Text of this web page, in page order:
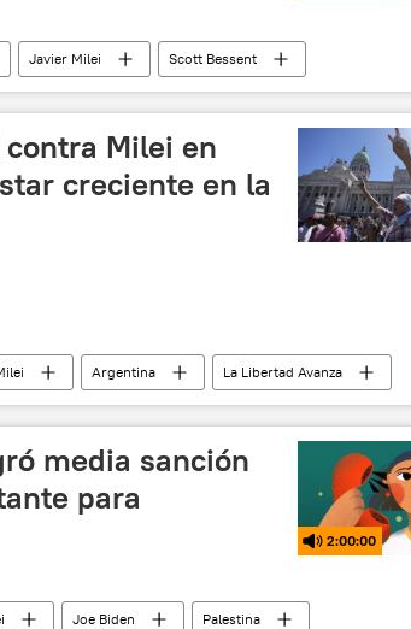
Javier Milei
Scott Bessent
Fondo Monetario Internacional (FMI)
Milei en
creciente en la
Argentina
La Libertad Avanza
media sanción
para
2:00:00
Joe Biden
Palestina